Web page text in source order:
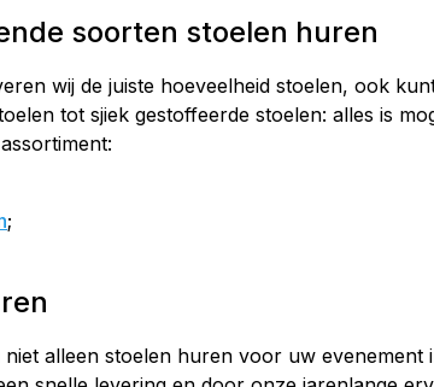
soorten stoelen huren
wij de juiste hoeveelheid stoelen, ook
tot sjiek gestoffeerde stoelen: alles is
;
niet alleen stoelen huren voor uw